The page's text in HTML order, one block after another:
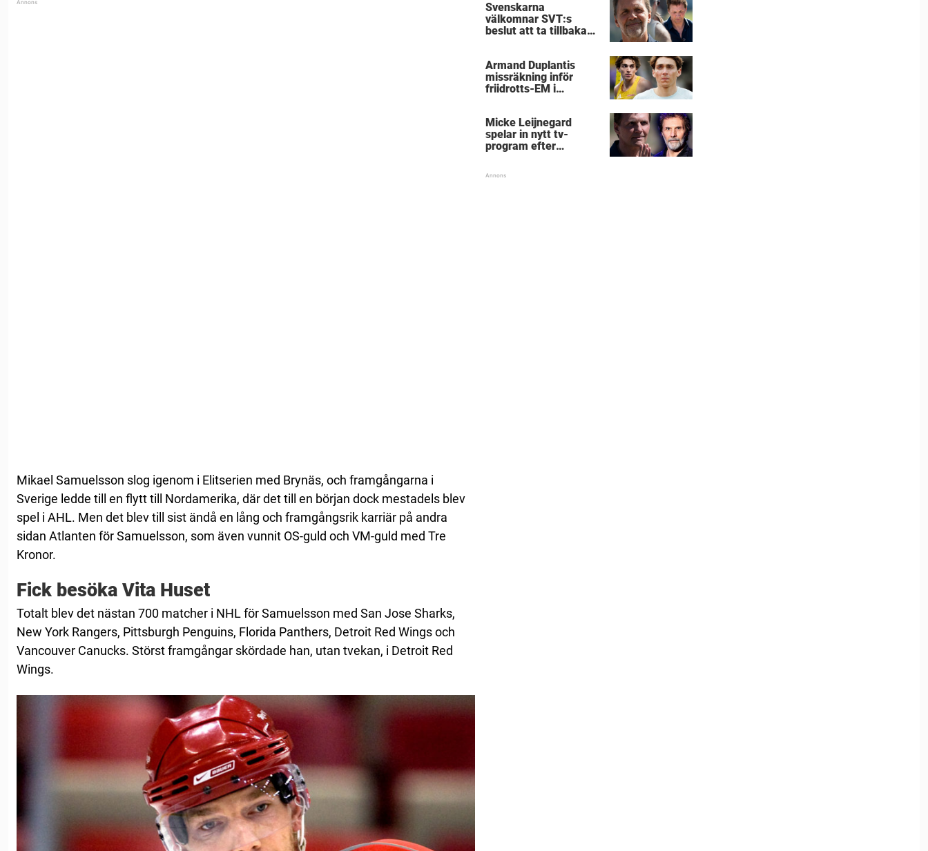
Mikael Samuelsson slog igenom i Elitserien med Brynäs, och framgångarna i
Sverige ledde till en flytt till Nordamerika, där det till en början dock mestadels blev
spel i AHL. Men det blev till sist ändå en lång och framgångsrik karriär på andra
sidan Atlanten för Samuelsson, som även vunnit OS-guld och VM-guld med Tre
Kronor.
Fick besöka Vita Huset
Totalt blev det nästan 700 matcher i NHL för Samuelsson med San Jose Sharks,
New York Rangers, Pittsburgh Penguins, Florida Panthers, Detroit Red Wings och
Vancouver Canucks. Störst framgångar skördade han, utan tvekan, i Detroit Red
Wings.
Svenskarna
välkomnar SVT:s
beslut att ta tillbaka
Armand Duplantis
missräkning inför
friidrotts-EM i
Micke Leijnegard
spelar in nytt tv-
program efter